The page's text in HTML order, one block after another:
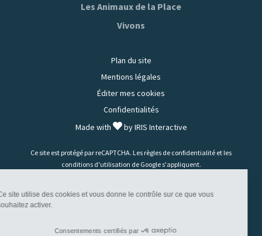
Les Animaux de la Place
Vivons
Plan du site
Mentions légales
Éditer mes cookies
Confidentialités
Made with
byIRIS Interactive
Ce site est protégé par reCAPTCHA. Les règles de confidentialité et les
conditions d'utilisation de Google s'appliquent.
Ce site utilise des cookies et vous donne le contrôle sur ce que vous
souhaitez activer.
Consentements certifiés par